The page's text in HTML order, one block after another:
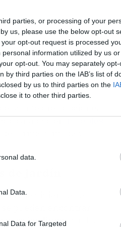
parties, or processing of your
us, please use the below opt-out
opt-out request is processed
information utilized by us
opt-out. You may separately
third parties on the IAB’s list of
by us to third parties on the
it to other third parties.
data.
Data.
Data for Targeted
las mejores opciones
catálogo enmuebles
forma cómoda y
de jardín
la vivienda, la
pueden encontrar
para jardines,